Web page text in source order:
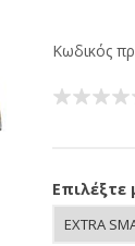
Κωδικός
Επιλέξτε